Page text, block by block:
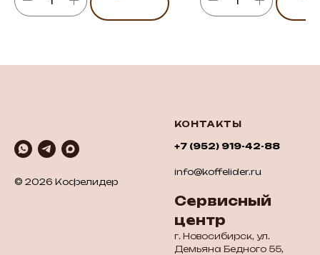
© 2026 Кофелидер
КОНТАКТЫ
+7 (952) 919-42-88
info@koffelider.ru
Сервисный
центр
г. Новосибирск, ул.
Демьяна Бедного 55,